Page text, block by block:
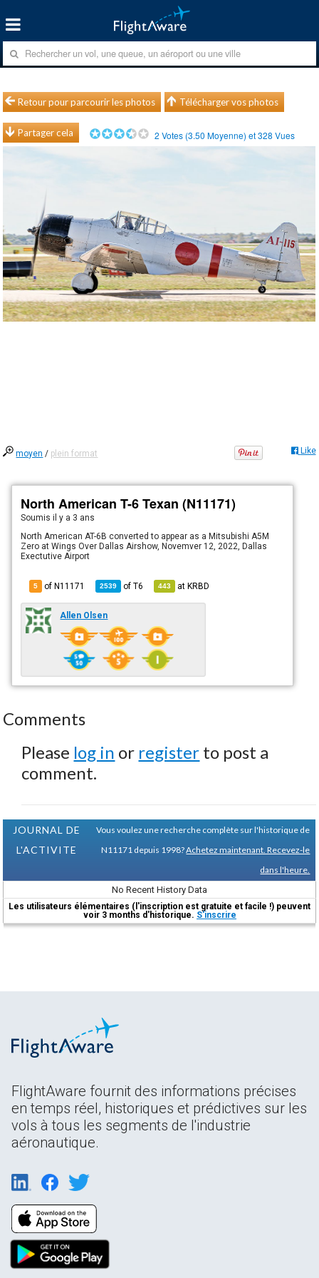
Retour pour parcourir les photos Télécharger vos photos
Partager cela 2 Votes (3.50 Moyenne) et328 Vues
moyen / plein format Like
North American T-6 Texan (N11171)
Soumisil y a 3 ans
North American AT-6B converted to appear as a Mitsubishi A5M
Zero at Wings Over Dallas Airshow, Novemver 12, 2022, Dallas
Exectutive Airport
5 of N11171 2539 ofT6 443 atKRBD
Allen Olsen
Comments
Please log in or register to post a
comment.
JOURNAL DE
L'ACTIVITE
Vous voulez une recherche complète sur l'historique de
N11171 depuis 1998?Achetez maintenant. Recevez-le
dans l'heure.
No Recent History Data
Les utilisateurs élémentaires (l'inscription est gratuite et facile !) peuvent
voir 3 months d'historique. S'inscrire
FlightAware fournit des informations précises
en temps réel, historiques et prédictives sur les
vols à tous les segments de l'industrie
aéronautique.